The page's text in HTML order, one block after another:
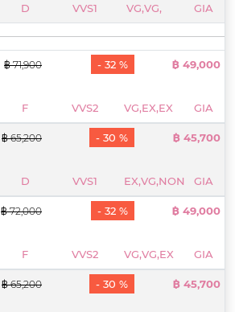
D VVS1 VG,VG, GIA
F VVS2 VG,EX,EX GIA
฿ 71,900 - 32 % ฿ 49,000
D VVS1 EX,VG,NON GIA
฿ 65,200 - 30 % ฿ 45,700
F VVS2 VG,VG,EX GIA
฿ 72,000 - 32 % ฿ 49,000
฿ 65,200 - 30 % ฿ 45,700